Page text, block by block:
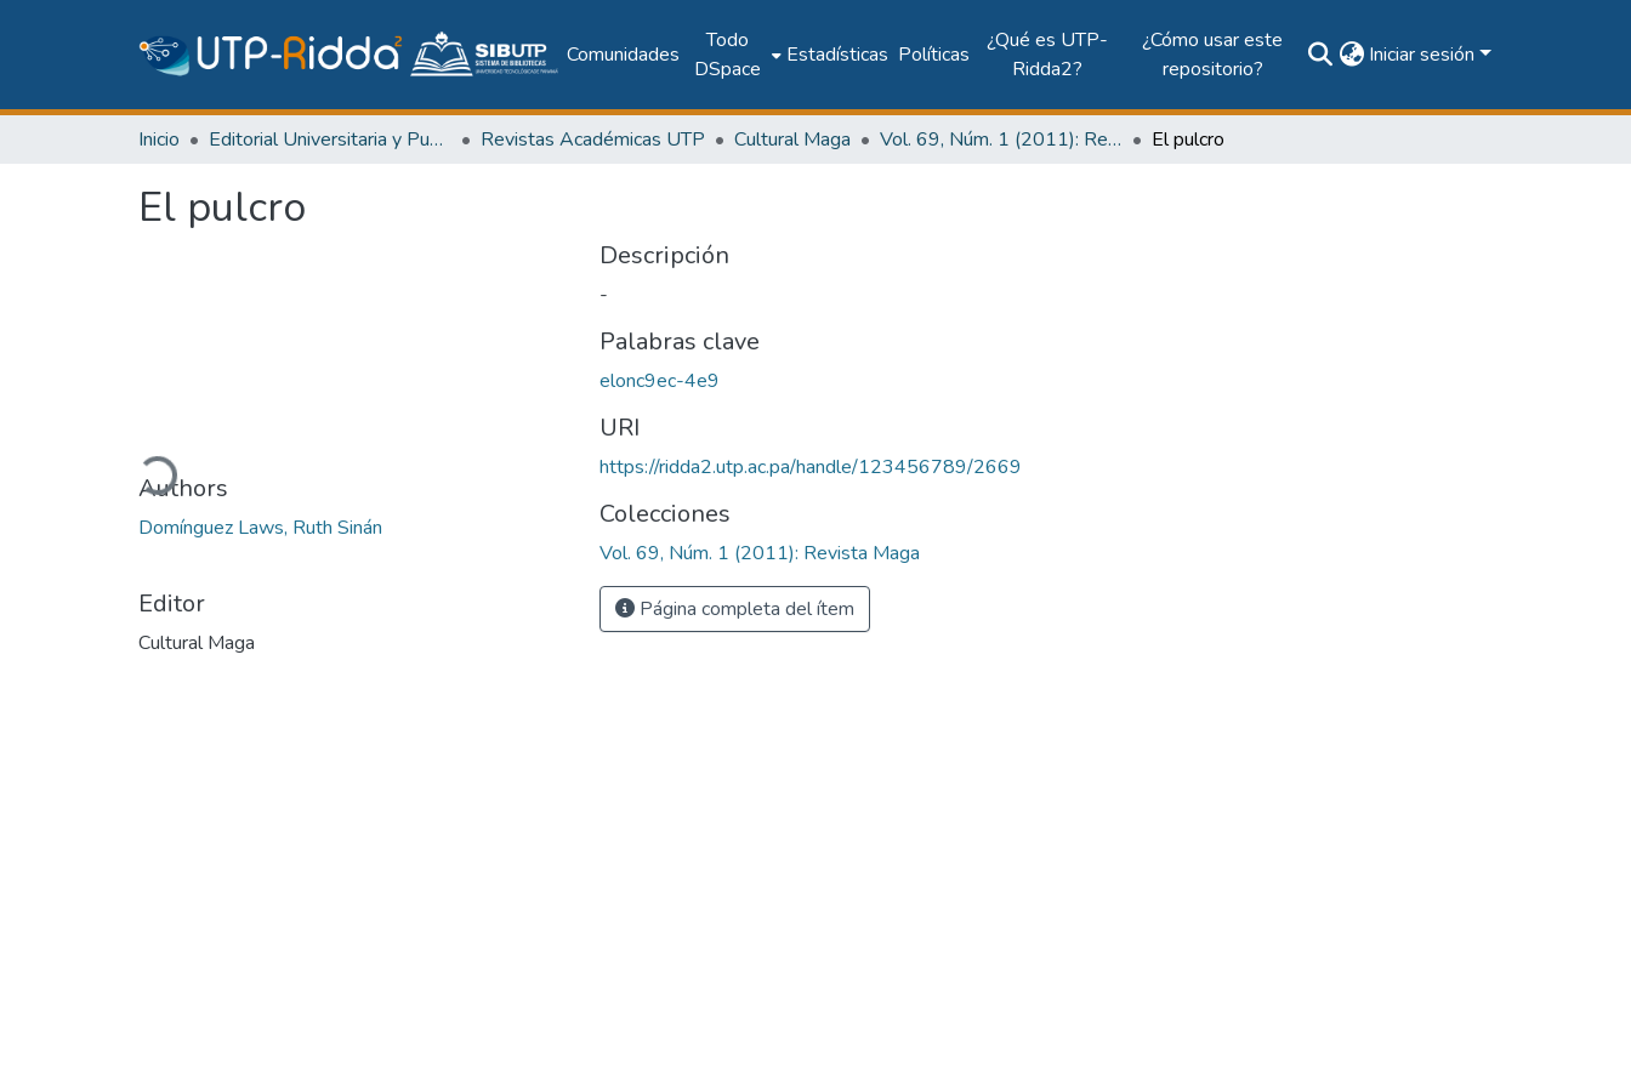
Comunidades
Todo
DSpace
Estadísticas Políticas
¿Qué es UTP-
Ridda2?
¿Cómo usar este
repositorio?
Iniciar sesión
Inicio Editorial Universitaria y Publicaciones Seriadas Revistas Académicas UTP Cultural Maga Vol. 69, Núm. 1 (2011): Revista Maga El pulcro
El pulcro
Cargando...
Authors
Domínguez Laws, Ruth Sinán
Editor
Cultural Maga
Descripción
-
Palabras clave
elonc9ec-4e9
URI
https://ridda2.utp.ac.pa/handle/123456789/2669
Colecciones
Vol. 69, Núm. 1 (2011): Revista Maga
Página completa del ítem